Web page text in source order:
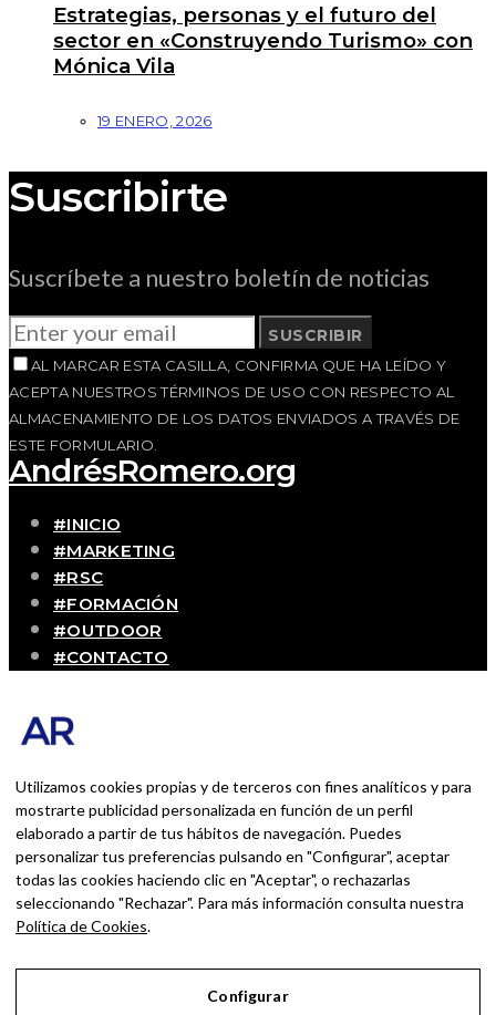
Estrategias, personas y el futuro del
sector en «Construyendo Turismo» con
Mónica Vila
19 ENERO, 2026
Suscribirte
Suscríbete a nuestro boletín de noticias
SUSCRIBIR
AL MARCAR ESTA CASILLA, CONFIRMA QUE HA LEÍDO Y
ACEPTA NUESTROS TÉRMINOS DE USO CON RESPECTO AL
ALMACENAMIENTO DE LOS DATOS ENVIADOS A TRAVÉS DE
ESTE FORMULARIO.
AndrésRomero.org
#INICIO
#MARKETING
#RSC
#FORMACIÓN
#OUTDOOR
#CONTACTO
Blog personal y profesional de Andrés Romero.
persona que disfruta con lo que hace cada día
BUSCAR POR:
BUSCAR
Ingresa las palabras de la búsqueda y presiona
Enter.
Utilizamos cookies propias y de terceros con fines analíticos y para
mostrarte publicidad personalizada en función de un perfil
elaborado a partir de tus hábitos de navegación. Puedes
personalizar tus preferencias pulsando en "Configurar", aceptar
todas las cookies haciendo clic en "Aceptar", o rechazarlas
seleccionando "Rechazar". Para más información consulta nuestra
Política de Cookies.
Configurar